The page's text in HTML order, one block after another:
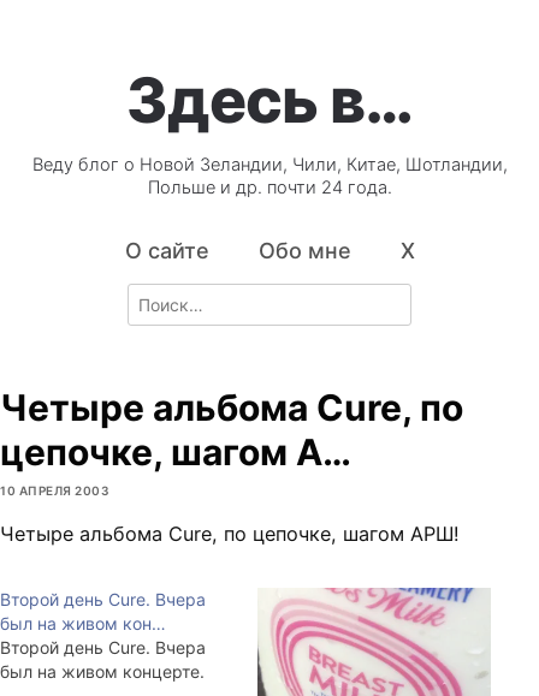
Здесь в…
Веду блог о Новой Зеландии, Чили, Китае, Шотландии,
Польше и др. почти 24 года.
О сайте Обо мне X
Search
for:
Четыре альбома Cure, по
цепочке, шагом А…
10 АПРЕЛЯ 2003
Четыре альбома Cure, по цепочке, шагом АРШ!
Второй день Cure. Вчера
был на живом кон…
Второй день Cure. Вчера
был на живом концерте.